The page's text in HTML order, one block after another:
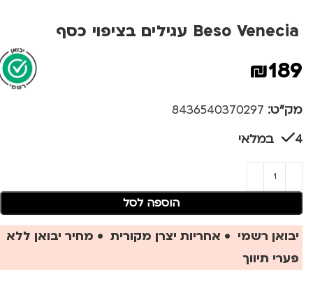
Beso Venecia עגילים בציפוי כסף
₪189
מק"ט: 8436540370297
4 במלאי
הוספה לסל
יבואן רשמי • אחריות יצרן מקורית • מחיר יבואן ללא
פערי תיווך